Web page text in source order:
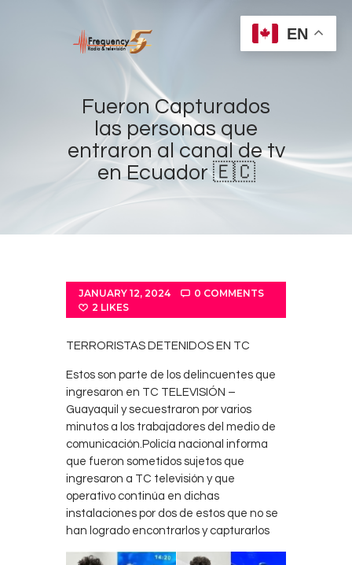
Fueron Capturados
las personas que
entraron al canal de tv
en Ecuador 🇪🇨
Home
Radios
Shows
News
Events
Store
Contacts
Cine
JANUARY 12, 2024 0 COMMENTS
2 LIKES
TERRORISTAS DETENIDOS EN TC
Estos son parte de los delincuentes que
ingresaron en TC TELEVISIÓN –
Guayaquil y secuestraron por varios
minutos a los trabajadores del medio de
comunicación.Policía nacional informa
que fueron sometidos sujetos que
ingresaron a TC televisión y que
operativo continúa en dichas
instalaciones por dos de estos que no se
han logrado encontrarlos y capturarlos
EN